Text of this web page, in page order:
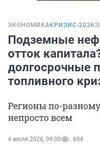
ЭКОНОМИКА КРИЗИС-2026
Подземные
отток
долгосрочные
топливного
Регионы по-
непросто всем
4 июля 2026, 09:00 604